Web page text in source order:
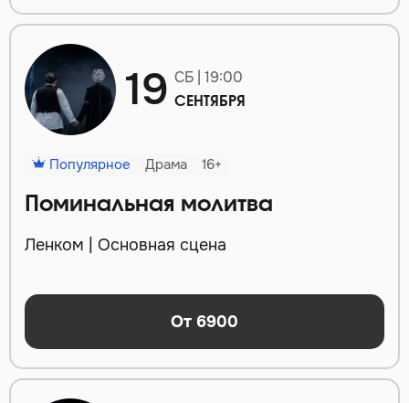
19 СБ | 19:00
СЕНТЯБРЯ
Популярное Драма 16+
Поминальная молитва
Ленком | Основная сцена
От 6900